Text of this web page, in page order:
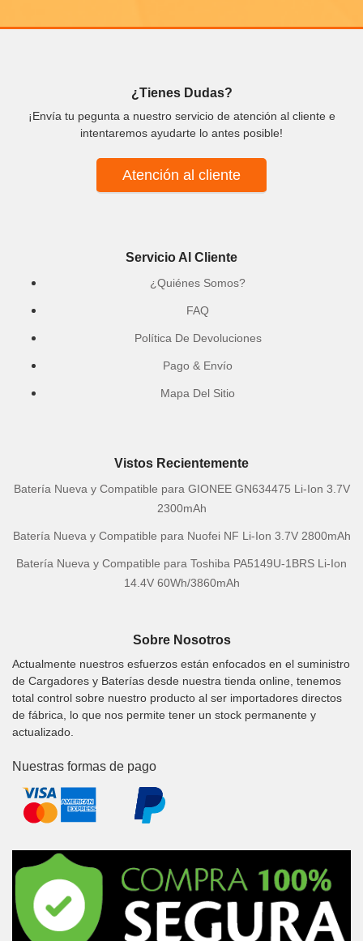
¿Tienes Dudas?
¡Envía tu pegunta a nuestro servicio de atención al cliente e
intentaremos ayudarte lo antes posible!
Atención al cliente
Servicio Al Cliente
¿Quiénes Somos?
FAQ
Política De Devoluciones
Pago & Envío
Mapa Del Sitio
Vistos Recientemente
Batería Nueva y Compatible para GIONEE GN634475 Li-Ion 3.7V
2300mAh
Batería Nueva y Compatible para Nuofei NF Li-Ion 3.7V 2800mAh
Batería Nueva y Compatible para Toshiba PA5149U-1BRS Li-Ion
14.4V 60Wh/3860mAh
Sobre Nosotros
Actualmente nuestros esfuerzos están enfocados en el suministro
de Cargadores y Baterías desde nuestra tienda online, tenemos
total control sobre nuestro producto al ser importadores directos
de fábrica, lo que nos permite tener un stock permanente y
actualizado.
Nuestras formas de pago